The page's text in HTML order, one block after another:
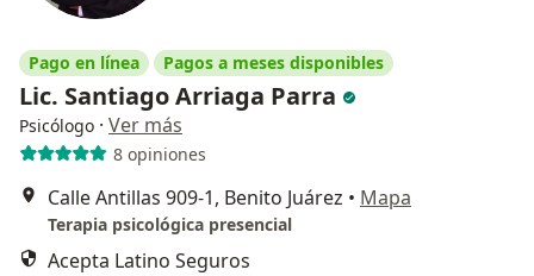
Pago en línea Pagos a meses disponibles
Lic. Santiago Arriaga Parra
Psicólogo · Ver más
8 opiniones
Calle Antillas 909-1, Benito Juárez • Mapa
Terapia psicológica presencial
Acepta Latino Seguros